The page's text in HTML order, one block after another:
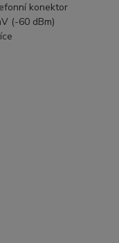
konektor
(-60 dBm)